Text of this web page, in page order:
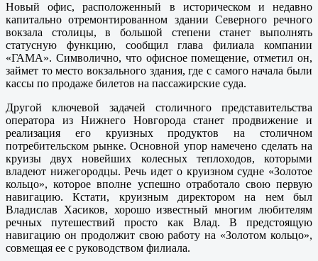
Новый офис, расположенный в историческом и недавно
капитально отремонтированном здании Северного речного
вокзала столицы, в большой степени станет выполнять
статусную функцию, сообщил глава филиала компании
«ГАМА». Символично, что офисное помещение, отметил он,
займет то место вокзального здания, где с самого начала были
кассы по продаже билетов на пассажирские суда.
Другой ключевой задачей столичного представительства
оператора из Нижнего Новгорода станет продвижение и
реализация его круизных продуктов на столичном
потребительском рынке. Основной упор намечено сделать на
круизы двух новейших колесных теплоходов, которыми
владеют нижегородцы. Речь идет о круизном судне «Золотое
кольцо», которое вполне успешно отработало свою первую
навигацию. Кстати, круизным директором на нем был
Владислав Хасиков, хорошо известный многим любителям
речных путешествий просто как Влад. В предстоящую
навигацию он продолжит свою работу на «Золотом кольцо»,
совмещая ее с руководством филиала.